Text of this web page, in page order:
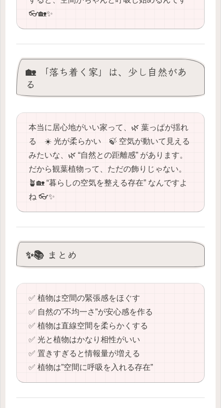
👓🏡✨
🏡 「落ち着く家」は、少し自然があ
る
本当に居心地がいい家って、🌿 葉っぱが揺れ
る ☀️ 光が柔らかい 🍃 空気が動いて見える
みたいな、🌿 “自然との距離感” があります。
だから観葉植物って、ただの飾りじゃない。
🪴🏡 “暮らしの空気を整える存在” なんですよ
ね 👓✨
✨📚 まとめ
✅ 植物は空間の緊張感をほぐす
✅ 自然の”不均一さ”が安心感を作る
✅ 植物は直線空間を柔らかくする
✅ 光と植物はかなり相性がいい
✅ 置きすぎると情報量が増える
✅ 植物は”空間に呼吸を入れる存在”